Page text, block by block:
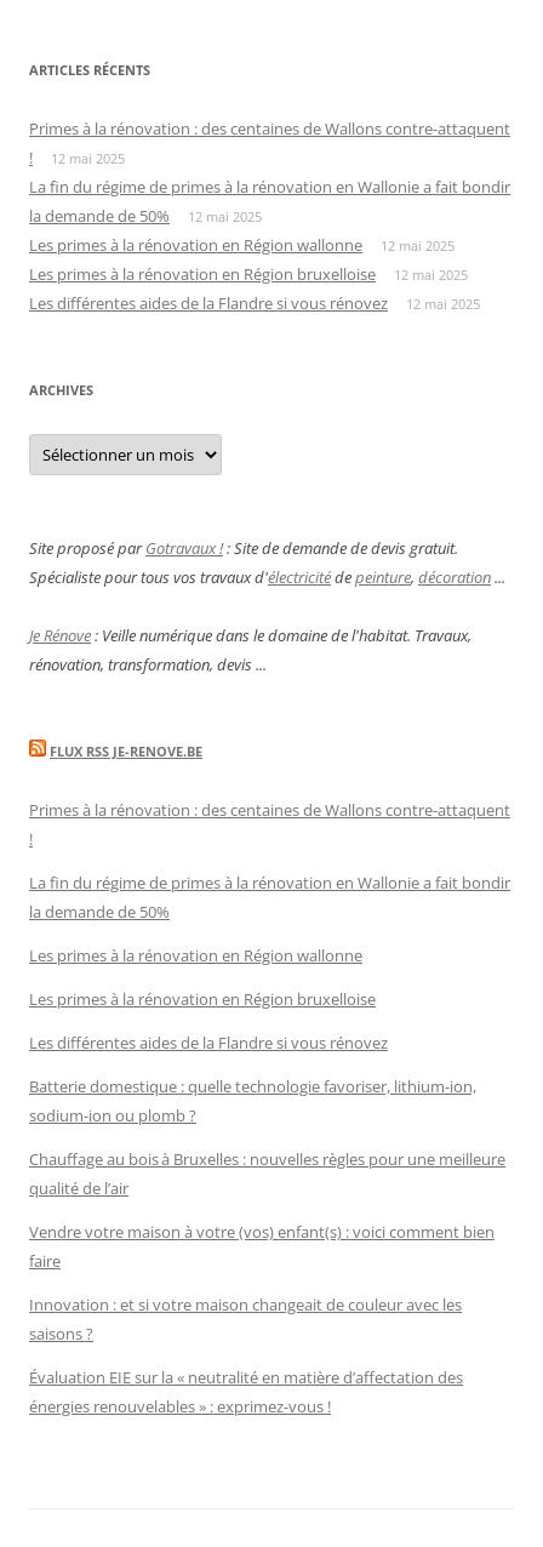
ARTICLES RÉCENTS
Primes à la rénovation : des centaines de Wallons contre-attaquent
!
12 mai 2025
La fin du régime de primes à la rénovation en Wallonie a fait bondir
la demande de 50%
12 mai 2025
Les primes à la rénovation en Région wallonne 12 mai 2025
Les primes à la rénovation en Région bruxelloise 12 mai 2025
Les différentes aides de la Flandre si vous rénovez 12 mai 2025
ARCHIVES
Archives
Site proposé parGotravaux !: Site de demande de devis gratuit.
Spécialiste pour tous vos travaux d'électricitédepeinture, décoration...
Je Rénove: Veille numérique dans le domaine de l'habitat. Travaux,
rénovation, transformation, devis ...
FLUX RSS JE-RENOVE.BE
Primes à la rénovation : des centaines de Wallons contre-attaquent
!
La fin du régime de primes à la rénovation en Wallonie a fait bondir
la demande de 50%
Les primes à la rénovation en Région wallonne
Les primes à la rénovation en Région bruxelloise
Les différentes aides de la Flandre si vous rénovez
Batterie domestique : quelle technologie favoriser, lithium-ion,
sodium-ion ou plomb ?
Chauffage au bois à Bruxelles : nouvelles règles pour une meilleure
qualité de l’air
Vendre votre maison à votre (vos) enfant(s) : voici comment bien
faire
Innovation : et si votre maison changeait de couleur avec les
saisons ?
Évaluation EIE sur la « neutralité en matière d’affectation des
énergies renouvelables » : exprimez-vous !